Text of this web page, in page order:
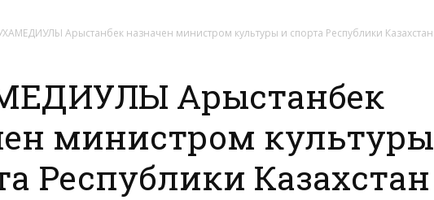
Арыстанбек назначен министром культуры и спорта Республики Казахстан
Арыстанбек
министром культуры
Республики Казахстан